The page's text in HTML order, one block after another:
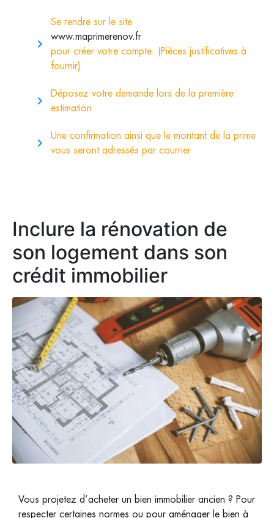
Se rendre sur le site
www.maprimerenov.fr
pour créer votre compte. (Pièces justificatives à
fournir)
Déposez votre demande lors de la première
estimation
Une confirmation ainsi que le montant de la prime
vous seront adressés par courrier
Inclure la rénovation de
son logement dans son
crédit immobilier
Vous projetez d’acheter un bien immobilier ancien ? Pour
respecter certaines normes ou pour aménager le bien à